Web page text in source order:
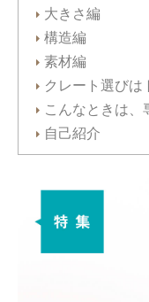
大きさ編
構造編
素材編
クレート選びは
こんなときは、
自己紹介